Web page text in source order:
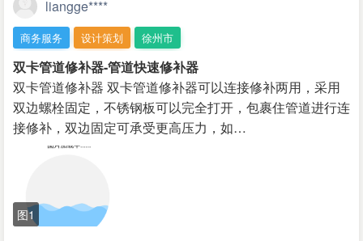
liangge****
商务服务 设计策划 徐州市
双卡管道修补器-管道快速修补器
双卡管道修补器 双卡管道修补器可以连接修补两用，采用
双边螺栓固定，不锈钢板可以完全打开，包裹住管道进行连
接修补，双边固定可承受更高压力，如…
图1